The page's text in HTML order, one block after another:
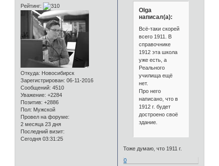
Рейтинг:
Откуда: Новосибирск
Зарегистрирован: 06-11-2016
Сообщений: 4510
Уважение: +2284
Позитив: +2886
Пол: Мужской
Провел на форуме:
2 месяца 23 дня
Последний визит:
Сегодня 03:31:25
Olga
написал(а):
Всё-таки скорей
всего 1911. В
справочнике
1912 эта школа
уже есть, а
Реального
училища ещё
нет.
Про него
написано, что в
1912 г. будет
достроено своё
здание.
Тоже думаю, что 1911 г.
0